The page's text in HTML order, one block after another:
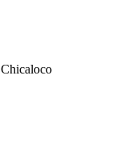
Chicaloco